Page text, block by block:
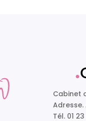
.
Cabinet
Adresse.
Tél. 01